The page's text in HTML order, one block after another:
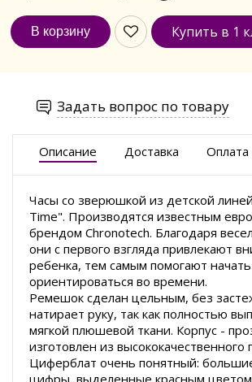
Купить в 1
Задать вопрос по товару
Описание Доставка Оплата
Часы со зверюшкой из детской
Time". Производятся известным
брендом Chronotech. Благодаря
они с первого взгляда привлекают
ребенка, тем самым помогают
ориентироваться во времени.
Ремешок сделан цельным, без
натирает руку, так как полностью
мягкой плюшевой ткани. Корпус -
изготовлен из высококачественного
Циферблат очень понятный:
цифры, выделенные красным